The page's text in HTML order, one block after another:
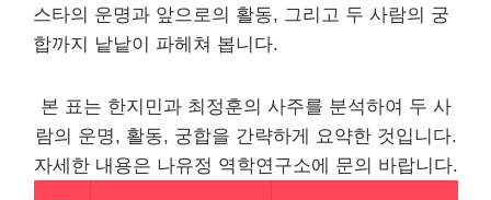
스타의 운명과 앞으로의 활동, 그리고 두 사람의 궁
합까지 낱낱이 파헤쳐 봅니다.
본 표는 한지민과 최정훈의 사주를 분석하여 두 사
람의 운명, 활동, 궁합을 간략하게 요약한 것입니다.
자세한 내용은 나유정 역학연구소에 문의 바랍니다.